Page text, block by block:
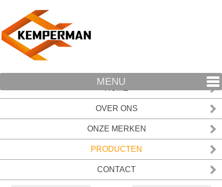
MENU
OVER ONS
ONZE MERKEN
PRODUCTEN
CONTACT